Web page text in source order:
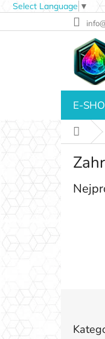
Select Language ▼
na
E-
Domů